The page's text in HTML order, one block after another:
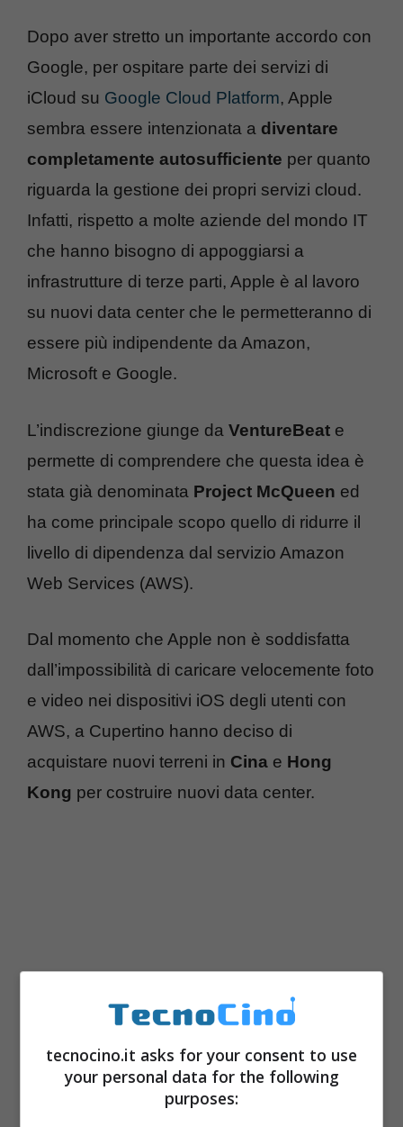
Dopo aver stretto un importante accordo con
Google, per ospitare parte dei servizi di
iCloud su Google Cloud Platform, Apple
sembra essere intenzionata a diventare
completamente autosufficiente per quanto
riguarda la gestione dei propri servizi cloud.
Infatti, rispetto a molte aziende del mondo IT
che hanno bisogno di appoggiarsi a
infrastrutture di terze parti, Apple è al lavoro
su nuovi data center che le permetteranno di
essere più indipendente da Amazon,
Microsoft e Google.
L’indiscrezione giunge da VentureBeat e
permette di comprendere che questa idea è
stata già denominata Project McQueen ed
ha come principale scopo quello di ridurre il
livello di dipendenza dal servizio Amazon
Web Services (AWS).
Dal momento che Apple non è soddisfatta
dall’impossibilità di caricare velocemente foto
e video nei dispositivi iOS degli utenti con
AWS, a Cupertino hanno deciso di
acquistare nuovi terreni in Cina e Hong
Kong per costruire nuovi data center.
Ad oggi, tutto ciò che riguarda iTunes è stato
tecnocino.it asks for your consent to use
your personal data for the following
purposes: